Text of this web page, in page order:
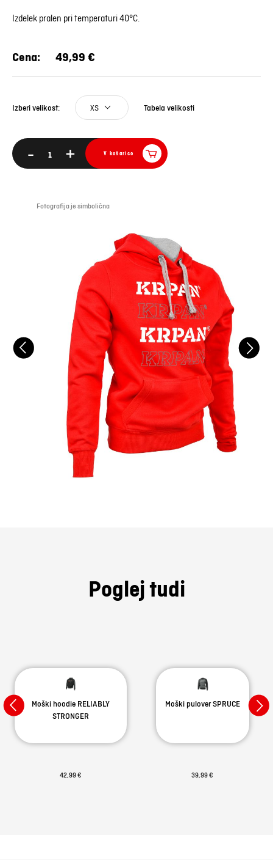
Fotografija je simbolična
Izdelek pralen pri temperaturi 40°C.
Cena: 49,99 €
Izberi velikost: XS Tabela velikosti
- + V košarico
Poglej tudi
Moški hoodie RELIABLY
STRONGER
42,99 €
Moški pulover SPRUCE
39,99 €